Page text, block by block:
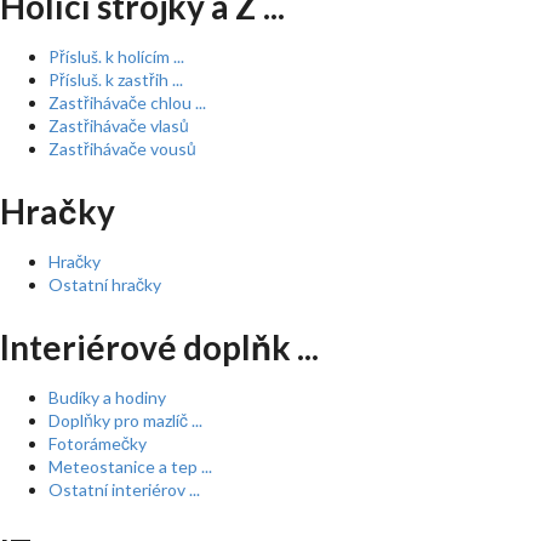
Přísluš. k holícím ...
Přísluš. k zastřih ...
Zastřihávače chlou ...
Zastřihávače vlasů
Zastřihávače vousů
Hračky
Hračky
Ostatní hračky
Interiérové doplňk ...
Budíky a hodiny
Doplňky pro mazlíč ...
Fotorámečky
Meteostanice a tep ...
Ostatní interiérov ...